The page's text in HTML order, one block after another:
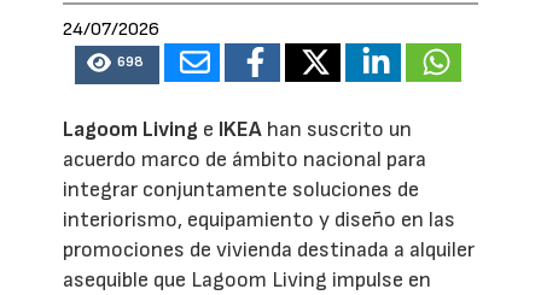
24/07/2026
698
Lagoom Living e IKEA han suscrito un
acuerdo marco de ámbito nacional para
integrar conjuntamente soluciones de
interiorismo, equipamiento y diseño en las
promociones de vivienda destinada a alquiler
asequible que Lagoom Living impulse en